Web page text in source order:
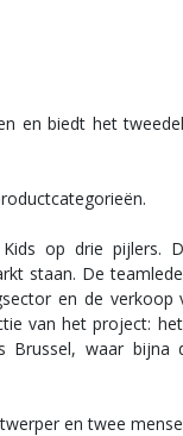
biedt het
op drie
staan. De
en de
van het project:
waar
en twee